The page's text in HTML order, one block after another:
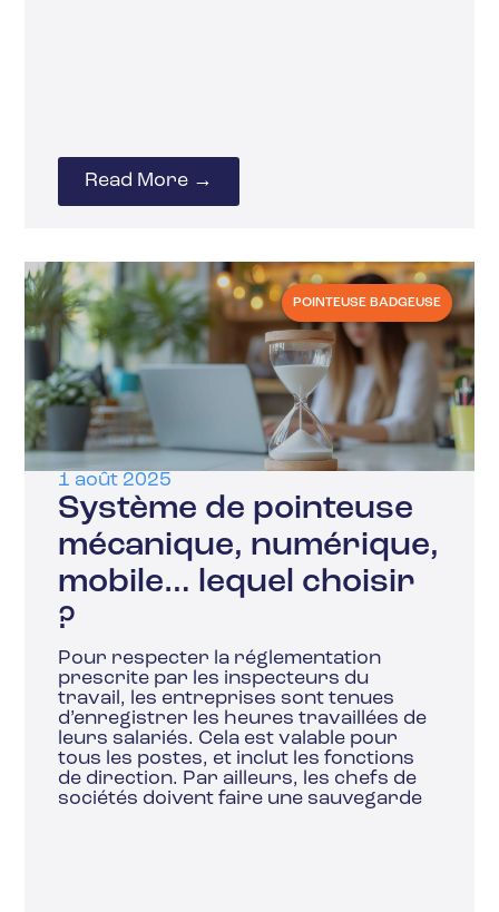
Read More →
POINTEUSE BADGEUSE
1 août 2025
Système de pointeuse
mécanique, numérique,
mobile… lequel choisir
?
Pour respecter la réglementation
prescrite par les inspecteurs du
travail, les entreprises sont tenues
d’enregistrer les heures travaillées de
leurs salariés. Cela est valable pour
tous les postes, et inclut les fonctions
de direction. Par ailleurs, les chefs de
sociétés doivent faire une sauvegarde